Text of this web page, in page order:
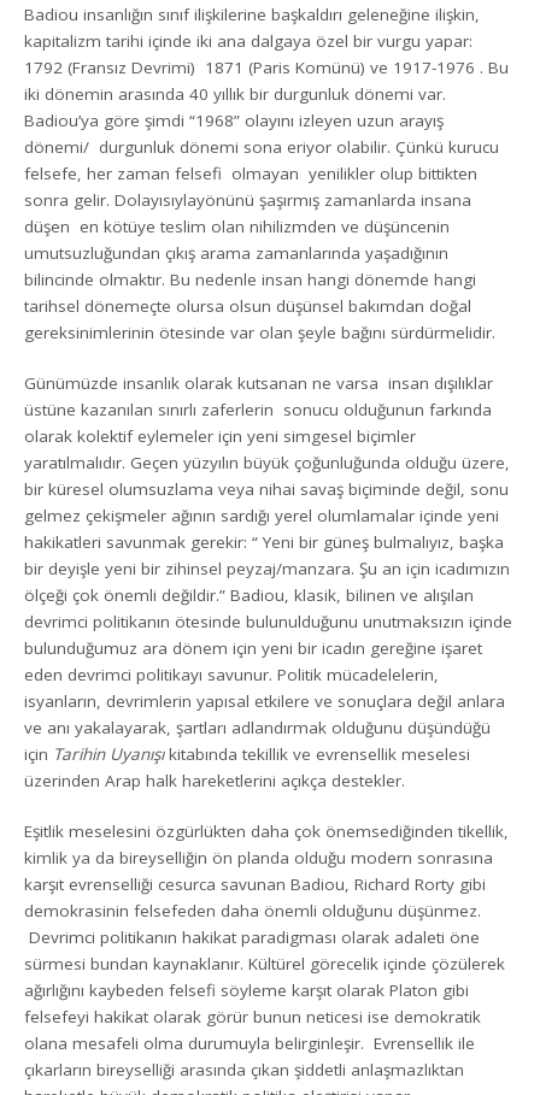
Badiou insanlığın sınıf ilişkilerine başkaldırı geleneğine ilişkin,
kapitalizm tarihi içinde iki ana dalgaya özel bir vurgu yapar:
1792 (Fransız Devrimi) ­ 1871 (Paris Komünü) ve 1917-1976 . Bu
iki dönemin arasında 40 yıllık bir durgunluk dönemi var.
Badiou’ya göre şimdi “1968” olayını izleyen uzun arayış
dönemi/ durgunluk dönemi sona eriyor olabilir. Çünkü kurucu
felsefe, her zaman felsefi olmayan yenilikler olup bittikten
sonra gelir. Dolayısıylayönünü şaşırmış zamanlarda insana
düşen en kötüye teslim olan nihilizmden ve düşüncenin
umutsuzluğundan çıkış arama zamanlarında yaşadığının
bilincinde olmaktır. Bu nedenle insan hangi dönemde hangi
tarihsel dönemeçte olursa olsun düşünsel bakımdan doğal
gereksinimlerinin ötesinde var olan şeyle bağını sürdürmelidir.
Günümüzde insanlık olarak kutsanan ne varsa insan dışılıklar
üstüne kazanılan sınırlı zaferlerin sonucu olduğunun farkında
olarak kolektif eylemeler için yeni simgesel biçimler
yaratılmalıdır. Geçen yüzyılın büyük çoğunluğunda olduğu üzere,
bir küresel olumsuzlama veya nihai savaş biçiminde değil, sonu
gelmez çekişmeler ağının sardığı yerel olumlamalar içinde yeni
hakikatleri savunmak gerekir: “ Yeni bir güneş bulmalıyız, başka
bir deyişle yeni bir zihinsel peyzaj/manzara. Şu an için icadımızın
ölçeği çok önemli değildir.” Badiou, klasik, bilinen ve alışılan
devrimci politikanın ötesinde bulunulduğunu unutmaksızın içinde
bulunduğumuz ara dönem için yeni bir icadın gereğine işaret
eden devrimci politikayı savunur. Politik mücadelelerin,
isyanların, devrimlerin yapısal etkilere ve sonuçlara değil anlara
ve anı yakalayarak, şartları adlandırmak olduğunu düşündüğü
için Tarihin Uyanışıkitabında tekillik ve evrensellik meselesi
üzerinden Arap halk hareketlerini açıkça destekler.
Eşitlik meselesini özgürlükten daha çok önemsediğinden tikellik,
kimlik ya da bireyselliğin ön planda olduğu modern sonrasına
karşıt evrenselliği cesurca savunan Badiou, Richard Rorty gibi
demokrasinin felsefeden daha önemli olduğunu düşünmez.
Devrimci politikanın hakikat paradigması olarak adaleti öne
sürmesi bundan kaynaklanır. Kültürel görecelik içinde çözülerek
ağırlığını kaybeden felsefi söyleme karşıt olarak Platon gibi
felsefeyi hakikat olarak görür bunun neticesi ise demokratik
olana mesafeli olma durumuyla belirginleşir. Evrensellik ile
çıkarların bireyselliği arasında çıkan şiddetli anlaşmazlıktan